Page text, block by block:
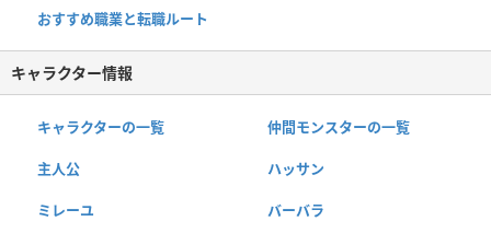
おすすめ職業と転職ルート
キャラクター情報
キャラクターの一覧 仲間モンスターの一覧
主人公 ハッサン
ミレーユ バーバラ